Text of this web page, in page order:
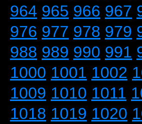
964 965 966 967
976 977 978 979
988 989 990 991
1000 1001 1002
1009 1010 1011
1018 1019 1020